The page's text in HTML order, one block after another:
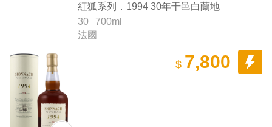
紅狐系列．1994 30年干邑白蘭地
30
700ml
法國
$ 7,800